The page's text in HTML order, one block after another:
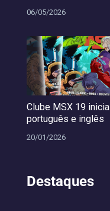
06/05/2026
Clube MSX 19
português e inglês
20/01/2026
Destaques